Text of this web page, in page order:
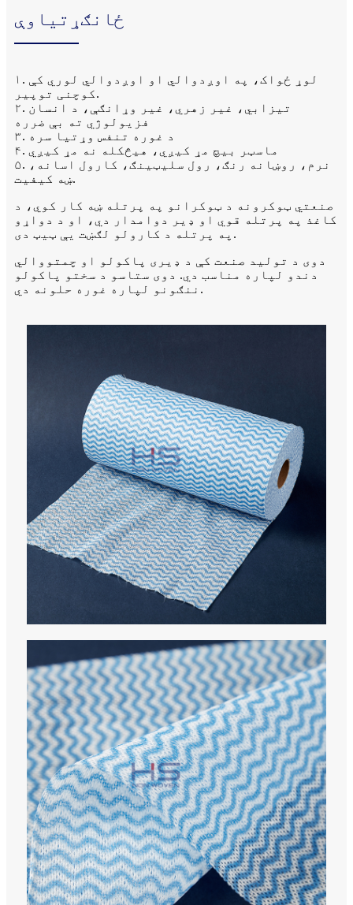
ځانګړتیاوې
۱. لوړ ځواک، په اوږدوالي او اوږدوالي لوري کې
کوچنی توپیر.
۲. تیزابي، غیر زهري، غیر وړانګې، د انسان
فزیولوژي ته بې ضرره
۳. د غوره تنفس وړتیا سره
۴. ماسټر بیچ مړ کیږي، هیڅکله نه مړ کیږي
۵. نرم، روښانه رنګ، رول سلیټینګ، کارول اسانه،
ښه کیفیت.
صنعتي ټوکرونه د ټوکرانو په پرتله ښه کار کوي، د
کاغذ په پرتله قوي او ډیر دوامدار دي، او د دواړو
په پرتله د کارولو لګښت یې ټیټ دی.
دوی د تولید صنعت کې د ډیری پاکولو او چمتووالي
دندو لپاره مناسب دي. دوی ستاسو د سختو پاکولو
ننګونو لپاره غوره حلونه دي.